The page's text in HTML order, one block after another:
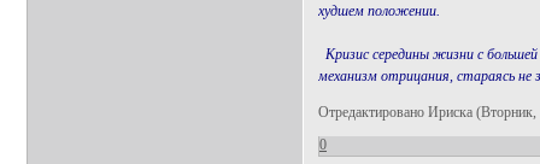
худшем положении.
Кризис середины жизни с
механизм отрицания, стараясь не
Отредактировано Ириска
0